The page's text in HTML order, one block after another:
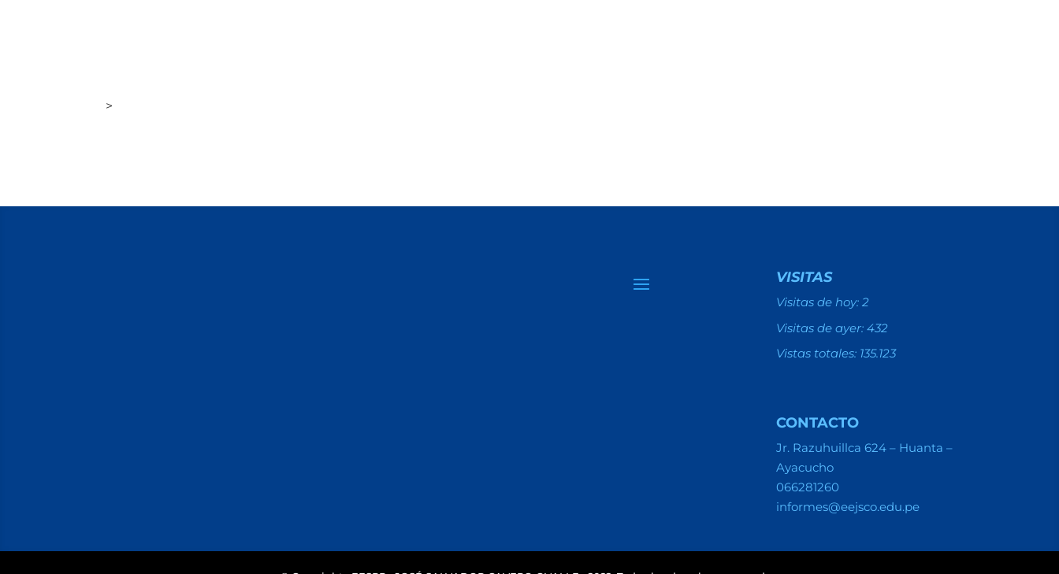
>
VISITAS
Visitas de hoy:2
Visitas de ayer:432
Vistas totales: 135.123
CONTACTO
Jr. Razuhuillca 624 – Huanta –
Ayacucho
066281260
informes@eejsco.edu.pe